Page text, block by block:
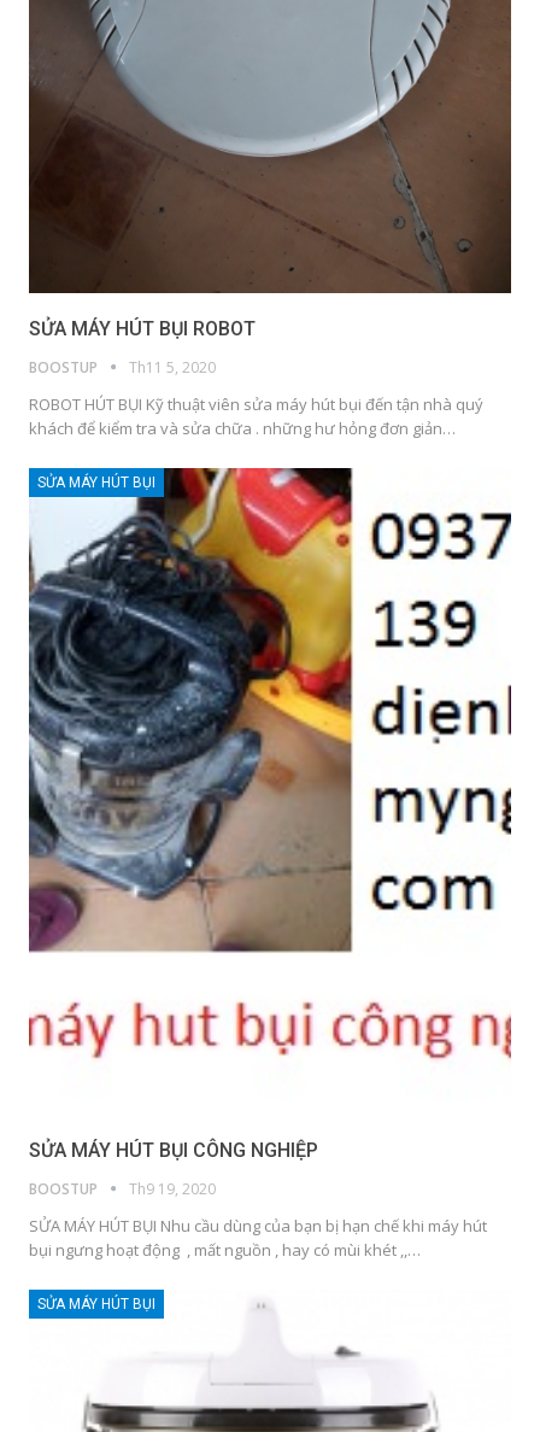
SỬA MÁY HÚT BỤI ROBOT
BOOSTUP Th11 5, 2020
ROBOT HÚT BỤI Kỹ thuật viên sửa máy hút bụi đến tận nhà quý
khách để kiểm tra và sửa chữa . những hư hỏng đơn giản…
SỬA MÁY HÚT BỤI
SỬA MÁY HÚT BỤI CÔNG NGHIỆP
BOOSTUP Th9 19, 2020
SỬA MÁY HÚT BỤI Nhu cầu dùng của bạn bị hạn chế khi máy hút
bụi ngưng hoạt động , mất nguồn , hay có mùi khét ,,…
SỬA MÁY HÚT BỤI